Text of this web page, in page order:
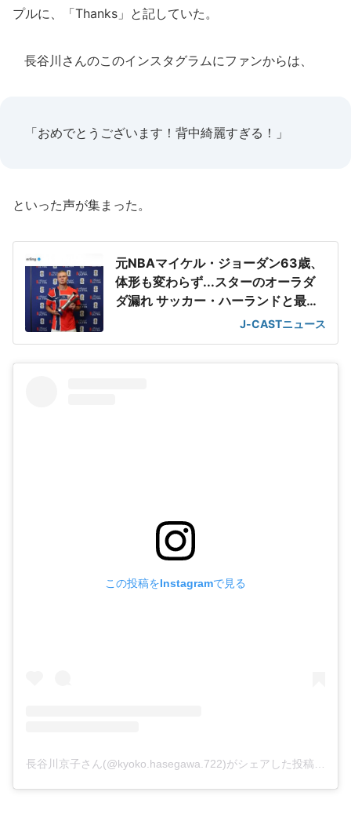
プルに、「Thanks」と記していた。
長谷川さんのこのインスタグラムにファンからは、
「おめでとうございます！背中綺麗すぎる！」
といった声が集まった。
元NBAマイケル・ジョーダン63歳、
体形も変わらず...スターのオーラダ
ダ漏れ サッカー・ハーランドと最強
J-CASTニュース
この投稿をInstagramで見る